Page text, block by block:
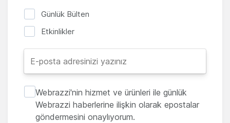
Günlük Bülten
Etkinlikler
Webrazzi'nin hizmet ve ürünleri ile günlük
Webrazzi haberlerine ilişkin olarak epostalar
göndermesini onaylıyorum.